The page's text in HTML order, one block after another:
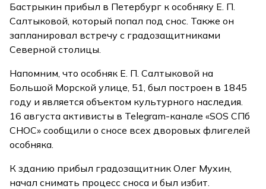
Бастрыкин прибыл в Петербург к особняку Е. П.
Салтыковой, который попал под снос. Также он
запланировал встречу с градозащитниками
Северной столицы.
Напомним, что особняк Е. П. Салтыковой на
Большой Морской улице, 51, был построен в 1845
году и является объектом культурного наследия.
16 августа активисты в Telegram-канале «SOS СПб
СНОС» сообщили о сносе всех дворовых флигелей
особняка.
К зданию прибыл градозащитник Олег Мухин,
начал снимать процесс сноса и был избит.